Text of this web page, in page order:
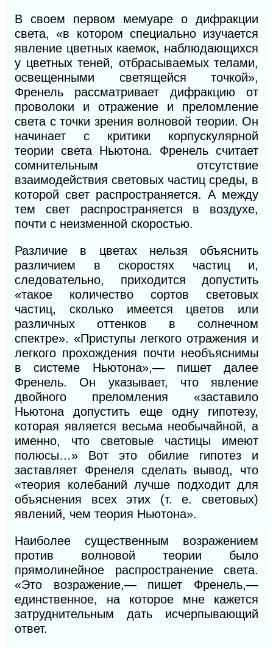
В своем первом мемуаре о дифракции
света, «в котором специально изучается
явление цветных каемок, наблюдающихся
у цветных теней, отбрасываемых телами,
освещенными светящейся точкой»,
Френель рассматривает дифракцию от
проволоки и отражение и преломление
света с точки зрения волновой теории. Он
начинает с критики корпускулярной
теории света Ньютона. Френель считает
сомнительным отсутствие
взаимодействия световых частиц среды, в
которой свет распространяется. А между
тем свет распространяется в воздухе,
почти с неизменной скоростью.
Различие в цветах нельзя объяснить
различием в скоростях частиц и,
следовательно, приходится допустить
«такое количество сортов световых
частиц, сколько имеется цветов или
различных оттенков в солнечном
спектре». «Приступы легкого отражения и
легкого прохождения почти необъяснимы
в системе Ньютона»,— пишет далее
Френель. Он указывает, что явление
двойного преломления «заставило
Ньютона допустить еще одну гипотезу,
которая является весьма необычайной, а
именно, что световые частицы имеют
полюсы…» Вот это обилие гипотез и
заставляет Френеля сделать вывод, что
«теория колебаний лучше подходит для
объяснения всех этих (т. е. световых)
явлений, чем теория Ньютона».
Наиболее существенным возражением
против волновой теории было
прямолинейное распространение света.
«Это возражение,— пишет Френель,—
единственное, на которое мне кажется
затруднительным дать исчерпывающий
ответ.